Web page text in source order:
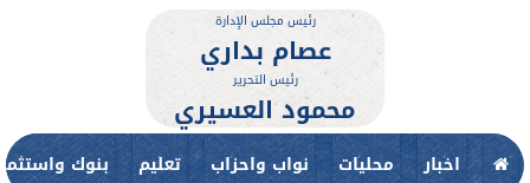
رئيس مجلس الإدارة
عصام بداري
رئيس التحرير
محمود العسيري
اخبار محليات نواب واحزاب تعليم بنوك